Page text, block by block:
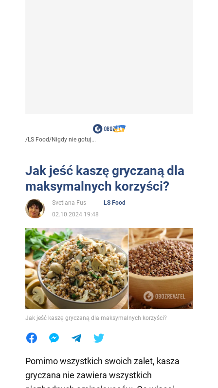
/LS Food/Nigdy nie gotuj...
Jak jeść kaszę gryczaną dla
maksymalnych korzyści?
Svetlana Fus
LS Food
02.10.2024 19:48
Jak jeść kaszę gryczaną dla maksymalnych korzyści?
Pomimo wszystkich swoich zalet, kasza
gryczana nie zawiera wszystkich